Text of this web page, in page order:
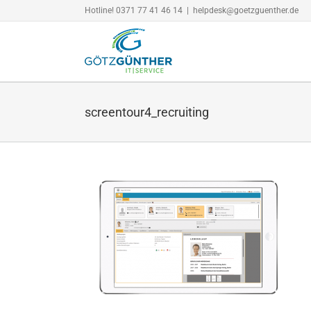
Inhalt
Hotline! 0371 77 41 46 14 helpdesk@goetzguenther.de
screentour4_recruiting